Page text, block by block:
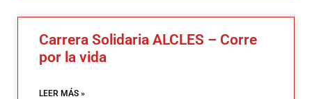
Carrera Solidaria ALCLES – Corre
por la vida
LEER MÁS »